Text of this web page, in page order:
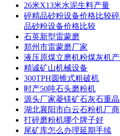
26米X13米水泥生料产量
碎精品砂粉设备价格比较
品砂粉设备价格比较
石英新型雷蒙磨
郑州市雷蒙磨厂家
液压原煤立磨机粉煤灰机
精诚矿山机械设备
300TPH圆锥式粗破机
时产50吨石头磨粉机
源头厂家菱镁矿石灰石重
湖北襄阳市白云石粉机厂商
打碎磨粉机哪个牌子好
尾矿库怎么办理延期手续